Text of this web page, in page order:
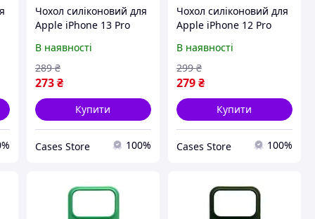
Чохол силіконовий для
Apple iPhone 13 Pro
AA Open Cam, Яскраво-
зелений
В наявності
273 ₴
289 ₴
Купити
Cases Store 100%
Чохол силіконовий для
Apple iPhone 12 Pro
AA Open Cam,
Персиковий
В наявності
279₴
299 ₴
Купити
Cases Store 100%